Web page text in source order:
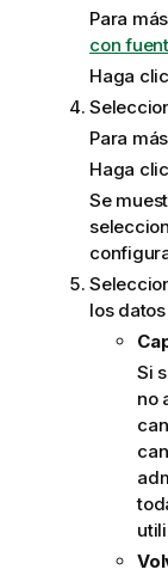
n
c
i
a
Para
con
Haga
Para
Haga
Se
los datos
Si
no